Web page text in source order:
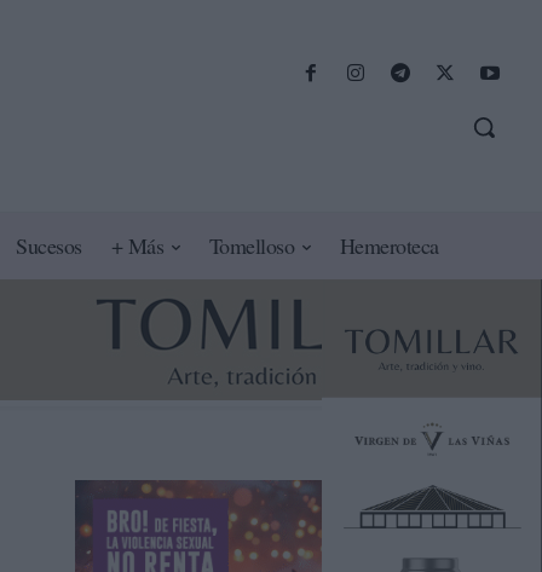
Sucesos + Más Tomelloso Hemeroteca